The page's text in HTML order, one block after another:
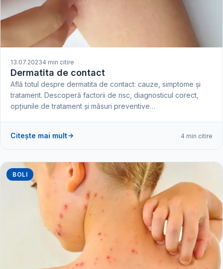
13.07.20234 min citire
Dermatita de contact
Află totul despre dermatita de contact: cauze, simptome și
tratament. Descoperă factorii de risc, diagnosticul corect,
opțiunile de tratament și măsuri preventive…
Citește mai mult 4 min citire
BOLI